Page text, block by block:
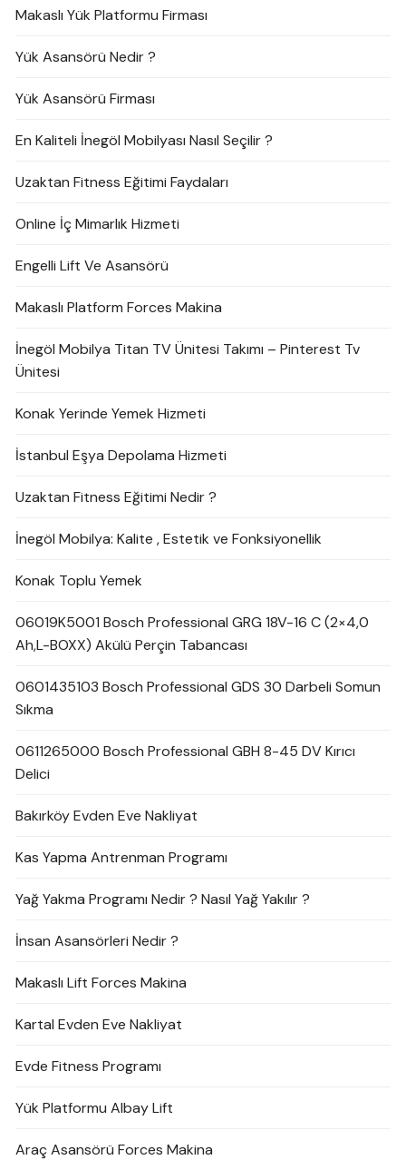
Makaslı Yük Platformu Firması
Yük Asansörü Nedir ?
Yük Asansörü Firması
En Kaliteli İnegöl Mobilyası Nasıl Seçilir ?
Uzaktan Fitness Eğitimi Faydaları
Online İç Mimarlık Hizmeti
Engelli Lift Ve Asansörü
Makaslı Platform Forces Makina
İnegöl Mobilya Titan TV Ünitesi Takımı – Pinterest Tv
Ünitesi
Konak Yerinde Yemek Hizmeti
İstanbul Eşya Depolama Hizmeti
Uzaktan Fitness Eğitimi Nedir ?
İnegöl Mobilya: Kalite , Estetik ve Fonksiyonellik
Konak Toplu Yemek
06019K5001 Bosch Professional GRG 18V-16 C (2×4,0
Ah,L-BOXX) Akülü Perçin Tabancası
0601435103 Bosch Professional GDS 30 Darbeli Somun
Sıkma
0611265000 Bosch Professional GBH 8-45 DV Kırıcı
Delici
Bakırköy Evden Eve Nakliyat
Kas Yapma Antrenman Programı
Yağ Yakma Programı Nedir ? Nasıl Yağ Yakılır ?
İnsan Asansörleri Nedir ?
Makaslı Lift Forces Makina
Kartal Evden Eve Nakliyat
Evde Fitness Programı
Yük Platformu Albay Lift
Araç Asansörü Forces Makina